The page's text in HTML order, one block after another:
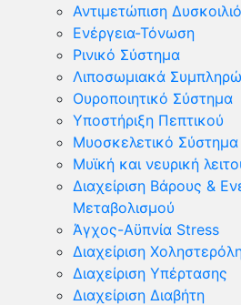
Αντιμετώπιση
Eνέργεια-Τόνωση
Ρινικό Σύστημα
Λιποσωμιακά
Ουροποιητικό Σύστημα
Υποστήριξη Πεπτικού
Μυοσκελετικό Σύστημα
Μυϊκή και νευρική
Διαχείριση Βάρους &
Μεταβολισμού
Άγχος-Αϋπνία Stress
Διαχείριση
Διαχείριση Υπέρτασης
Διαχείριση Διαβήτη